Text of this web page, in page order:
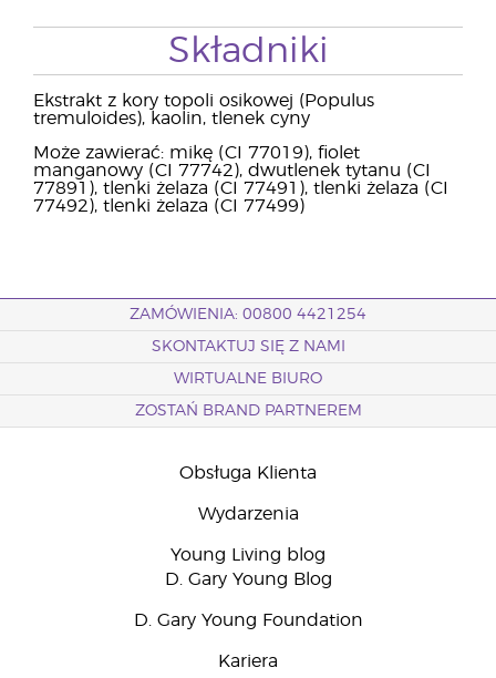
Składniki
Ekstrakt z kory topoli osikowej (Populus
tremuloides), kaolin, tlenek cyny
Może zawierać: mikę (CI 77019), fiolet
manganowy (CI 77742), dwutlenek tytanu (CI
77891), tlenki żelaza (CI 77491), tlenki żelaza (CI
77492), tlenki żelaza (CI 77499)
ZAMÓWIENIA: 00800 4421254
SKONTAKTUJ SIĘ Z NAMI
WIRTUALNE BIURO
ZOSTAŃ BRAND PARTNEREM
Obsługa Klienta
Wydarzenia
Young Living blog
D. Gary Young Blog
D. Gary Young Foundation
Kariera